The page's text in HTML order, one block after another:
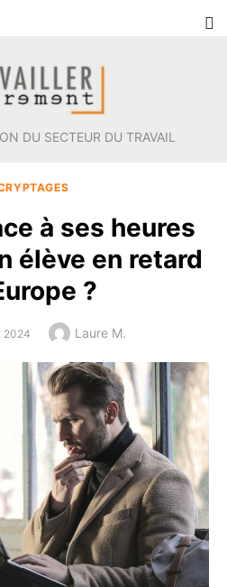
DU SECTEUR DU TRAVAIL
à ses heures
élève en retard
?
2024 Author
Laure M.